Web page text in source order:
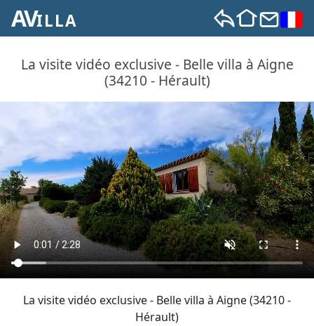
AVILLA
La visite vidéo exclusive - Belle villa à Aigne
(34210 - Hérault)
La visite vidéo exclusive - Belle villa à Aigne (34210 -
Hérault)